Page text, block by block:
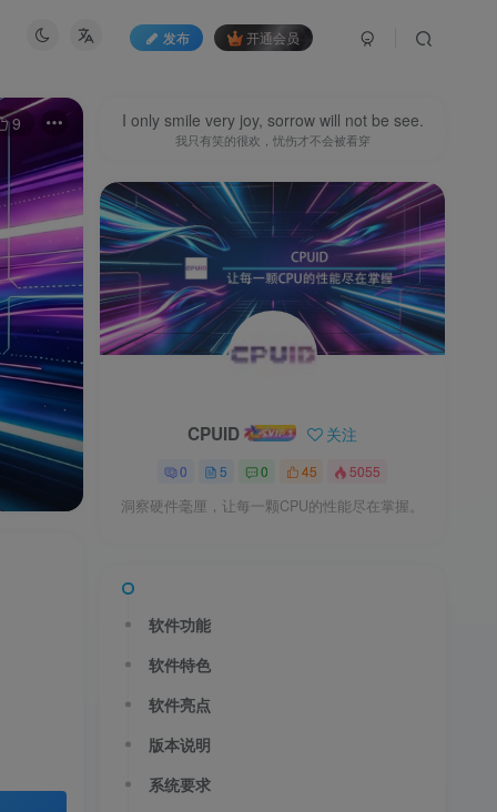
发布 开通会员
9 I only smile very joy, sorrow will not be see.
我只有笑的很欢，忧伤才不会被看穿
CPUID 关注
0 5 0 45 5055
洞察硬件毫厘，让每一颗CPU的性能尽在掌握。
软件功能
软件特色
软件亮点
版本说明
系统要求
证码